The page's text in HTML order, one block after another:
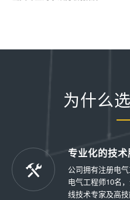
为什么
专业化的技
公司拥有注册电
电气工程师10名
线技术专家及高技